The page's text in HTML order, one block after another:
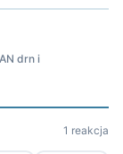
drn i
1 reakcja